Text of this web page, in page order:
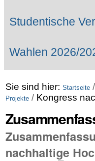
Studentische
Wahlen 2026/
Sie sind hier: Startseite /
Projekte / Kongress
nachhaltige